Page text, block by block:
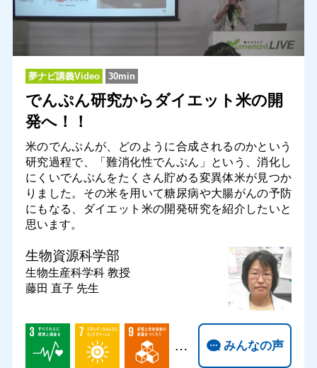
夢ナビ講義Video 30min
でんぷん研究からダイエット米の開
発へ！！
米のでんぷんが、どのように合成されるのかという
研究過程で、「難消化性でんぷん」という、消化し
にくいでんぷんをたくさん貯める変異体米が見つか
りました。その米を用いて糖尿病や大腸がんの予防
にもなる、ダイエット米の開発研究を紹介したいと
思います。
生物資源科学部
生物生産科学科 教授
藤田 直子 先生
… みんなの声